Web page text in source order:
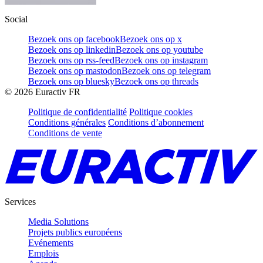
Social
Bezoek ons op facebookBezoek ons op x
Bezoek ons op linkedinBezoek ons op youtube
Bezoek ons op rss-feedBezoek ons op instagram
Bezoek ons op mastodonBezoek ons op telegram
Bezoek ons op blueskyBezoek ons op threads
© 2026 Euractiv FR
Politique de confidentialité Politique cookies
Conditions générales Conditions d’abonnement
Conditions de vente
Services
Media Solutions
Projets publics européens
Evénements
Emplois